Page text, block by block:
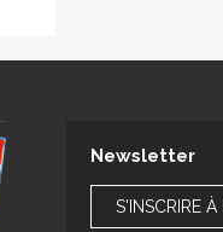
Newsletter
S'INSCRIRE